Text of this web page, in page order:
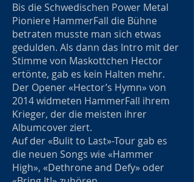
Bis die Schwedischen Power Metal
Pioniere HammerFall die Bühne
betraten musste man sich etwas
gedulden. Als dann das Intro mit der
Stimme von Maskottchen Hector
ertönte, gab es kein Halten mehr.
Der Opener «Hector’s Hymn» von
2014 widmeten HammerFall ihrem
Krieger, der die meisten ihrer
Albumcover ziert.
Auf der «Bulit to Last»-Tour gab es
die neuen Songs wie «Hammer
High», «Dethrone and Defy» oder